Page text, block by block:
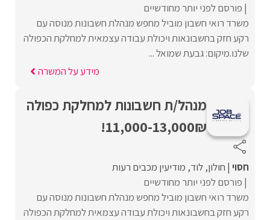
פורסם לפני יותר מחודשיים
משרד רואי חשבון מוביל מחפש מנהלת חשבונות מנוסה עם
רקע חזק בחשבונאות ויכולת עבודה עצמאית למחלקת הכפולה
שלנו.מיקום: גבעת שמואל ...
מידע על המשרה
מנהל/ת חשבונות למחלקת כפולה
11,000-13,000₪!
חסוי חולון לוד מודיעין מכבים רעות
פורסם לפני יותר מחודשיים
משרד רואי חשבון מוביל מחפש מנהלת חשבונות מנוסה עם
רקע חזק בחשבונאות ויכולת עבודה עצמאית למחלקת הכפולה